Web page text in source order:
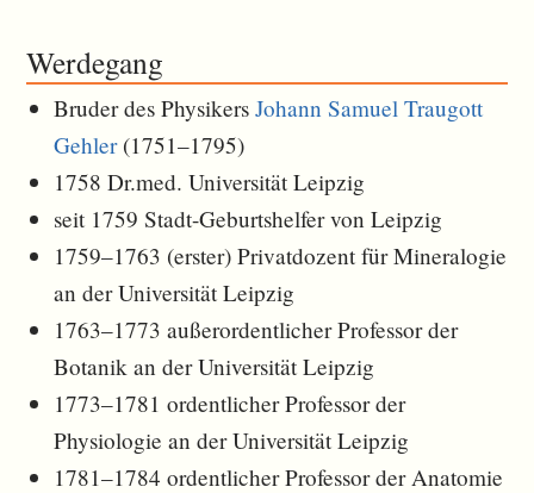
Werdegang
Bruder des PhysikersJohann Samuel Traugott
Gehler(1751–1795)
1758 Dr.med. Universität Leipzig
seit 1759 Stadt-Geburtshelfer von Leipzig
1759–1763 (erster) Privatdozent für Mineralogie
an der Universität Leipzig
1763–1773 außerordentlicher Professor der
Botanik an der Universität Leipzig
1773–1781 ordentlicher Professor der
Physiologie an der Universität Leipzig
1781–1784 ordentlicher Professor der Anatomie